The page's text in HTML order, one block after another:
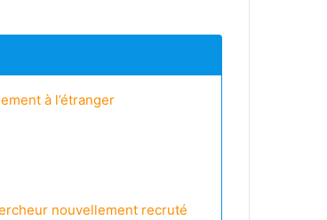
à l’étranger
nouvellement recruté